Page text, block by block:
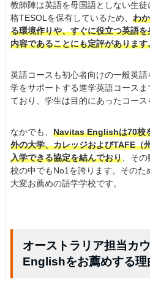
教師陣は英語を母国語としない生
格TESOLを保有しているため、 わ
る環境作りや、すぐに役立つ英語
内容であることにも定評があります
英語コースも初心者向けの一般英
学をサポートする進学英語コース
ており、学生は目的にあったコース
なかでも、 Navitas Englishは70校
外の大学、カレッジおよびTAFE（
入学できる協定を結んでおり、その
校の中でもNo1を誇ります。そのた
大変お薦めの語学学校です。
オーストラリア担当カ
Englishをお薦めする理